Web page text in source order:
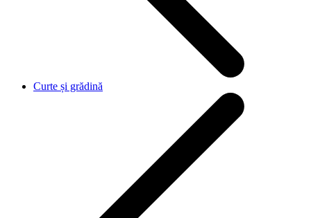
Curte și grădină